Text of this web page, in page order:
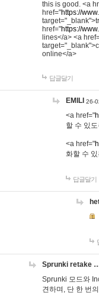
this is good. <a
href="https://
href="https://
lines</a> <a
online</a>
답글달기
EMILI 26-
<a href="
할 수 있
<a href="
화할 수
답글달기
Sprunki retake
Sprunki 모드와
견하며, 단 한 번